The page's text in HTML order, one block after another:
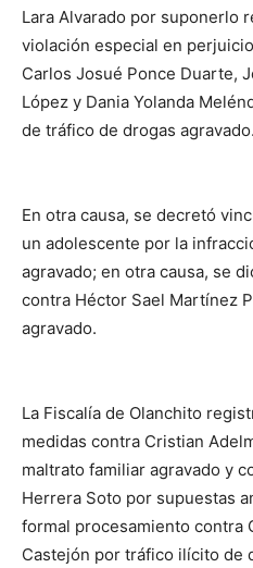
Lara Alvarado por suponerlo
violación especial en
Carlos Josué Ponce Duarte,
López y Dania Yolanda
de tráfico de drogas agravado.
En otra causa, se decretó
un adolescente por la
agravado; en otra causa, se
contra Héctor Sael Martínez
agravado.
La Fiscalía de Olanchito
medidas contra Cristian
maltrato familiar agravado y
Herrera Soto por supuestas
formal procesamiento contra
Castejón por tráfico ilícito de